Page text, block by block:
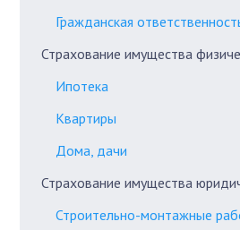
Гражданская
Страхование имущества
Ипотека
Квартиры
Дома, дачи
Страхование имущества
Строительно-монтажные